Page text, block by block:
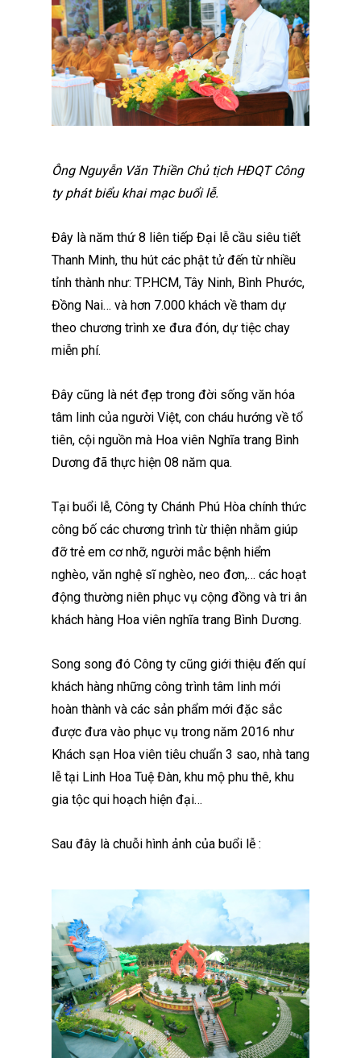
Ông Nguyễn Văn Thiền Chủ tịch HĐQT Công
ty phát biểu khai mạc buổi lễ.
Đây là năm thứ 8 liên tiếp Đại lễ cầu siêu tiết
Thanh Minh, thu hút các phật tử đến từ nhiều
tỉnh thành như: TP.HCM, Tây Ninh, Bình Phước,
Đồng Nai… và hơn 7.000 khách về tham dự
theo chương trình xe đưa đón, dự tiệc chay
miễn phí.
Đây cũng là nét đẹp trong đời sống văn hóa
tâm linh của người Việt, con cháu hướng về tổ
tiên, cội nguồn mà Hoa viên Nghĩa trang Bình
Dương đã thực hiện 08 năm qua.
Tại buổi lễ, Công ty Chánh Phú Hòa chính thức
công bố các chương trình từ thiện nhằm giúp
đỡ trẻ em cơ nhỡ, người mắc bệnh hiểm
nghèo, văn nghệ sĩ nghèo, neo đơn,… các hoạt
động thường niên phục vụ cộng đồng và tri ân
khách hàng Hoa viên nghĩa trang Bình Dương.
Song song đó Công ty cũng giới thiệu đến quí
khách hàng những công trình tâm linh mới
hoàn thành và các sản phẩm mới đặc sắc
được đưa vào phục vụ trong năm 2016 như
Khách sạn Hoa viên tiêu chuẩn 3 sao, nhà tang
lễ tại Linh Hoa Tuệ Đàn, khu mộ phu thê, khu
gia tộc qui hoạch hiện đại…
Sau đây là chuỗi hình ảnh của buổi lễ :